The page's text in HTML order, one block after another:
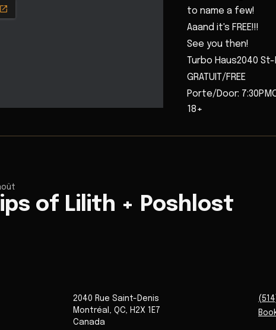
to name a few!
Aaand it's FREE!!!
See you then!
Turbo Haus2040 St-
GRATUIT/FREE
Porte/Door:
18+
of Lilith + Poshlost
2040 Rue Saint-Denis
Montréal , QC, H2X 1E7
Canada